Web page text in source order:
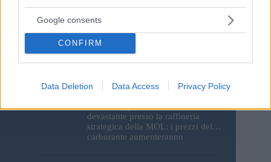
Google consents
CONFIRM
Data Deletion Data Access Privacy Policy
I monumenti di Budapest
resteranno al buio: le luci del
Parlamento, del Castello di Buda e
devastante presso la raffineria
strategica della MOL: i prezzi del
carburante aumenteranno